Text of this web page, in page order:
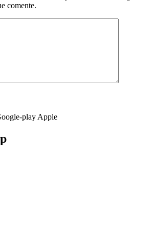
comente.
play Apple